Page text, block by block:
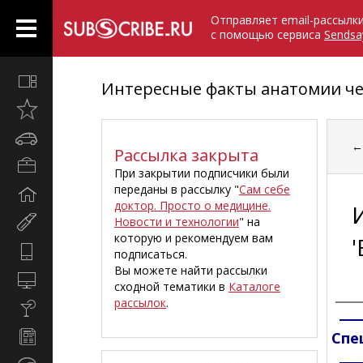
Отправляет email-рассылки
с помощью сервиса
недавно
Компьютеры
Новости
Интересные факты анатомии
Рассылка закрыта
При закрытии подписчики были
переданы в рассылку "Сам себе
доктор. Просто о медицине.
Новости и технологии" на
которую и рекомендуем вам
подписаться.
Вы можете найти рассылки
сходной тематики в Каталоге
рассылок.
←